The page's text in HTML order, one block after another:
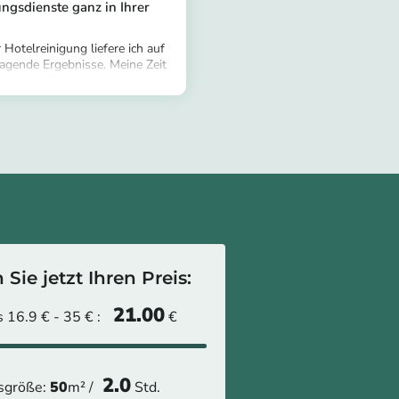
ganz in Ihrer
liefere ich auf
Ergebnisse. Meine Zeit
zu polieren und
Reinigung an Ihr
Sie jetzt Ihren Preis:
16.9 € - 35 € : 21.00€
50m² / 2.0 Std.